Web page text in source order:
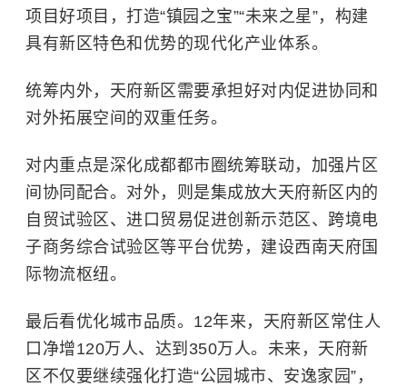
项目好项目，打造“镇园之宝”“未来之星”，构建
具有新区特色和优势的现代化产业体系。
统筹内外，天府新区需要承担好对内促进协同和
对外拓展空间的双重任务。
对内重点是深化成都都市圈统筹联动，加强片区
间协同配合。对外，则是集成放大天府新区内的
自贸试验区、进口贸易促进创新示范区、跨境电
子商务综合试验区等平台优势，建设西南天府国
际物流枢纽。
最后看优化城市品质。12年来，天府新区常住人
口净增120万人、达到350万人。未来，天府新
区不仅要继续强化打造“公园城市、安逸家园”，